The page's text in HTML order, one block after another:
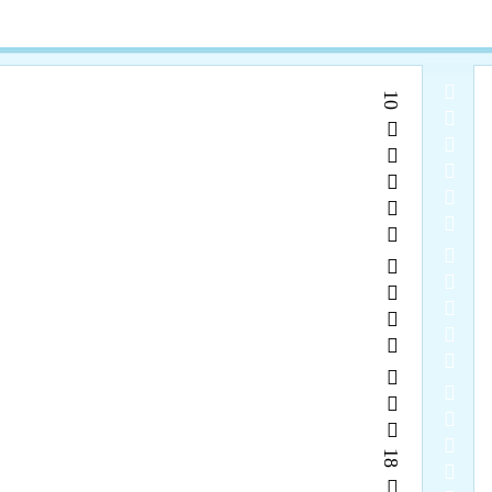
  